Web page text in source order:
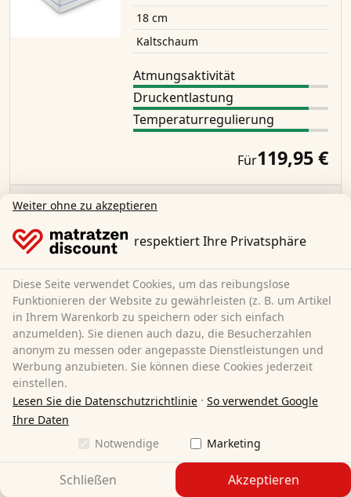
18 cm
Kaltschaum
Atmungsaktivität
Druckentlastung
Temperaturregulierung
Für119,95 €
Mehr erfahren
CloudComfort
Liebesbrücke
Für19,95 €
Mehr erfahren
Sleezzz® Vital
wasserdichter Molton
Weiter ohne zu akzeptieren
respektiert Ihre Privatsphäre
Diese Seite verwendet Cookies, um das reibungslose
Funktionieren der Website zu gewährleisten (z. B. um Artikel
in Ihrem Warenkorb zu speichern oder sich einfach
anzumelden). Sie dienen auch dazu, die Besucherzahlen
anonym zu messen oder angepasste Dienstleistungen und
Werbung anzubieten. Sie können diese Cookies jederzeit
einstellen.
Lesen Sie die Datenschutzrichtlinie · So verwendet Google
Ihre Daten
Notwendige
Marketing
Schließen Akzeptieren